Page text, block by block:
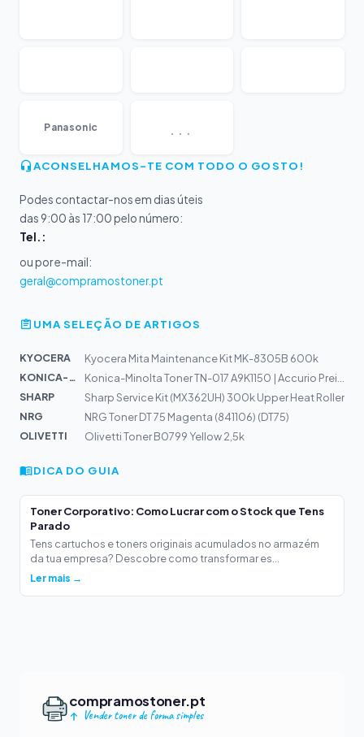
Panasonic ...
ACONSELHAMOS-TE COM TODO O GOSTO!
Podes contactar-nos em dias úteis
das 9:00 às 17:00 pelo número:
Tel.:
ou por e-mail:
geral@compramostoner.pt
UMA SELEÇÃO DE ARTIGOS
KYOCERA
Kyocera Mita Maintenance Kit MK-8305B 600k
KONICA-MIN...
SHARP
Sharp Service Kit (MX362UH) 300k Upper Heat Roller
NRG
NRG Toner DT 75 Magenta (841106) (DT75)
OLIVETTI
Olivetti Toner B0799 Yellow 2,5k
DICA DO GUIA
Toner Corporativo: Como Lucrar com o Stock que Tens
Parado
Tens cartuchos e toners originais acumulados no armazém
da tua empresa? Descobre como transformar es...
Ler mais →
compramostoner.pt
Vender toner de forma simples